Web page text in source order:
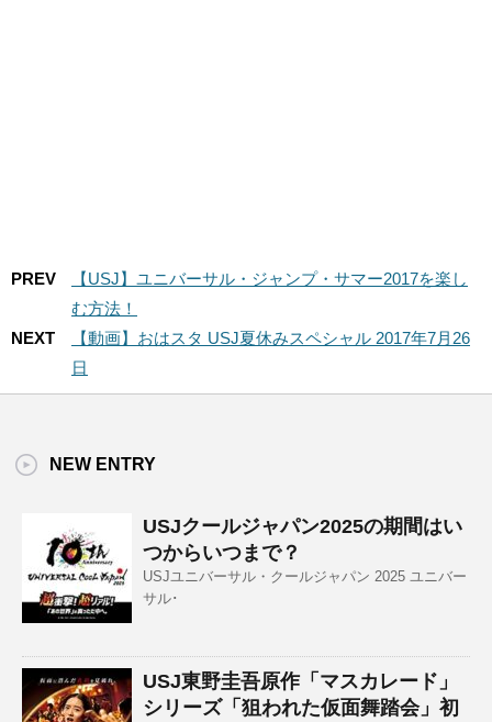
PREV
【USJ】ユニバーサル・ジャンプ・サマー2017を楽し
む方法！
NEXT
【動画】おはスタ USJ夏休みスペシャル 2017年7月26
日
NEW ENTRY
USJクールジャパン2025の期間はい
つからいつまで？
USJユニバーサル・クールジャパン 2025 ユニバー
サル･
USJ東野圭吾原作「マスカレード」
シリーズ「狙われた仮面舞踏会」初